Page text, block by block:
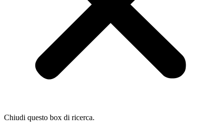
Chiudi questo box di ricerca.